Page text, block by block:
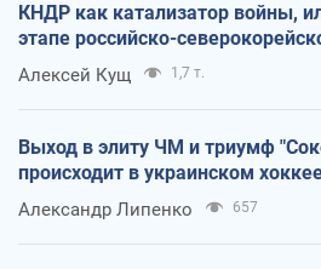
КНДР как катализатор войны,
этапе российско-
Алексей Кущ 1,7 т.
Выход в элиту ЧМ и триумф
происходит в украинском
Александр Липенко 657